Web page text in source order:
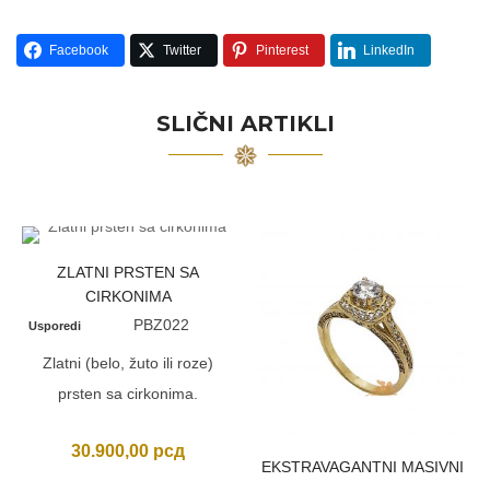
Facebook Twitter Pinterest LinkedIn
SLIČNI ARTIKLI
ZLATNI PRSTEN SA
CIRKONIMA
Usporedi PBZ022
Zlatni (belo, žuto ili roze)
prsten sa cirkonima.
30.900,00 рсд
EKSTRAVAGANTNI MASIVNI